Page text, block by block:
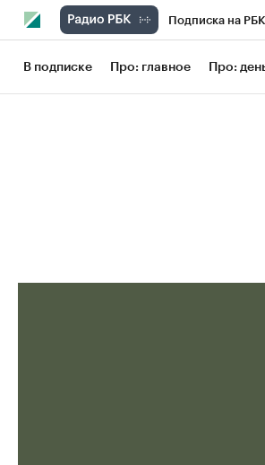
Подписка на РБК
Школа
В подписке Про: главное Про: